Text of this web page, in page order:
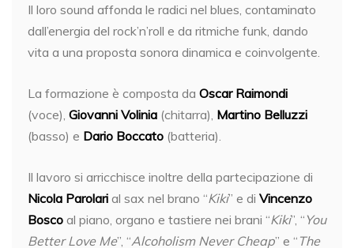
Il loro sound affonda le radici nel blues, contaminato
dall’energia del rock’n’roll e da ritmiche funk, dando
vita a una proposta sonora dinamica e coinvolgente.
La formazione è composta da Oscar Raimondi
(voce), Giovanni Volinia (chitarra), Martino Belluzzi
(basso) e Dario Boccato (batteria).
Il lavoro si arricchisce inoltre della partecipazione di
Nicola Parolari al sax nel brano “Kiki” e di Vincenzo
Bosco al piano, organo e tastiere nei brani “Kiki”, “ You
Better Love Me”, “Alcoholism Never Cheap” e “ The